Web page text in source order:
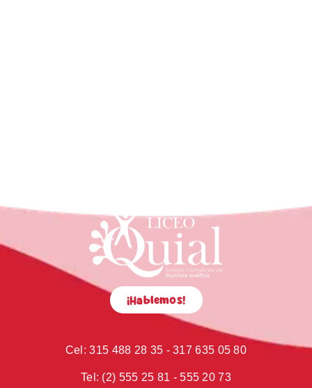
¡Hablemos!
Cel: 315 488 28 35 - 317 635 05 80
Tel: (2) 555 25 81 - 555 20 73